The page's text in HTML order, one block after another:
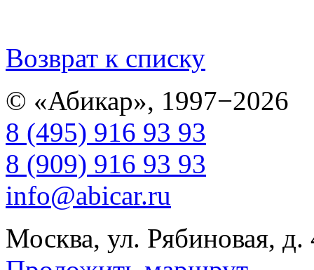
Возврат к списку
© «Абикар», 1997−2026
8 (495) 916 93 93
8 (909) 916 93 93
info@abicar.ru
Москва, ул. Рябиновая, д.